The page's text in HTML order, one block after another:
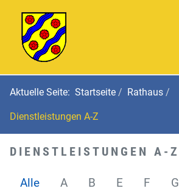
Aktuelle Seite: Startseite Rathaus
Dienstleistungen A-Z
DIENSTLEISTUNGEN A-Z
Alle A B E F G